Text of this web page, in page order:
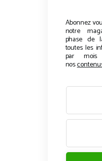
Abonnez
notre
phase de
toutes les
par
nos